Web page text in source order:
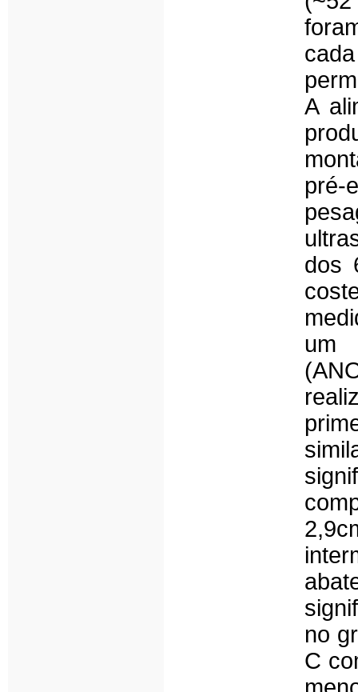
A
pré-
dos
um
no
C